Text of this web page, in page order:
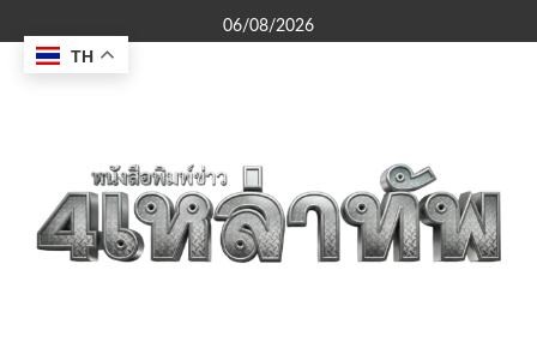
to
content
06/08/2026
TH